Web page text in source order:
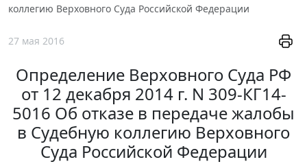
коллегию Верховного Суда Российской Федерации
27 мая 2016
Определение Верховного Суда РФ
от 12 декабря 2014 г. N 309-КГ14-
5016 Об отказе в передаче жалобы
в Судебную коллегию Верховного
Суда Российской Федерации